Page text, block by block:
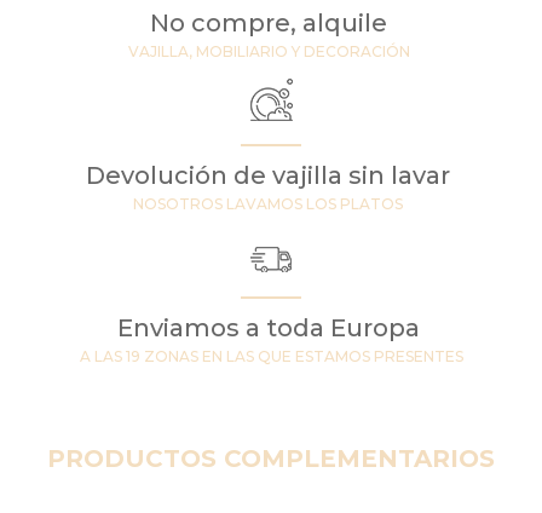
No compre, alquile
VAJILLA, MOBILIARIO Y DECORACIÓN
Devolución de vajilla sin lavar
NOSOTROS LAVAMOS LOS PLATOS
Enviamos a toda Europa
A LAS 19 ZONAS EN LAS QUE ESTAMOS PRESENTES
PRODUCTOS COMPLEMENTARIOS